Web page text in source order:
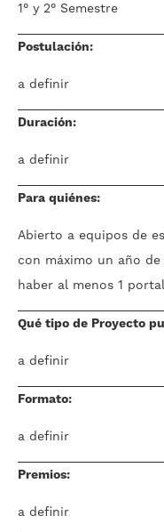
1° y 2° Semestre
Postulación:
a definir
Duración:
a definir
Para quiénes:
Abierto a equipos de
con máximo un año
haber al menos 1
Qué tipo de Proyecto
a definir
Formato:
a definir
Premios:
a definir